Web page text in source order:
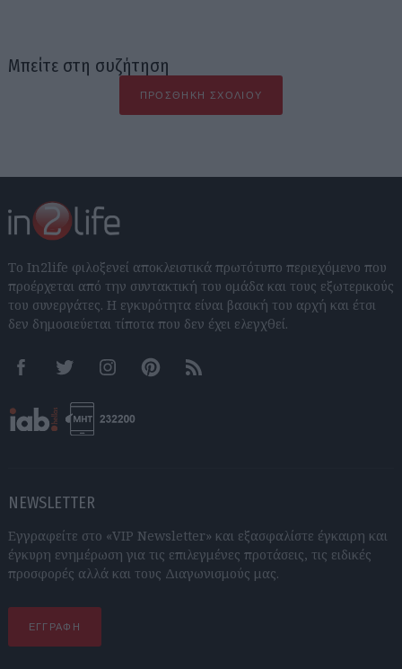
Μπείτε στη συζήτηση
ΠΡΟΣΘΉΚΗ ΣΧΟΛΊΟΥ
Το In2life φιλοξενεί αποκλειστικά πρωτότυπο περιεχόμενο που
προέρχεται από την συντακτική του ομάδα και τους εξωτερικούς
του συνεργάτες. Η εγκυρότητα είναι βασική του αρχή και έτσι
δεν δημοσιεύεται τίποτα που δεν έχει ελεγχθεί.
FacebookTwitter InstagramPinterestRSS feeds
NEWSLETTER
Εγγραφείτε στο «VIP Newsletter» και εξασφαλίστε έγκαιρη και
έγκυρη ενημέρωση για τις επιλεγμένες προτάσεις, τις ειδικές
προσφορές αλλά και τους Διαγωνισμούς μας.
ΕΓΓΡΑΦΗ